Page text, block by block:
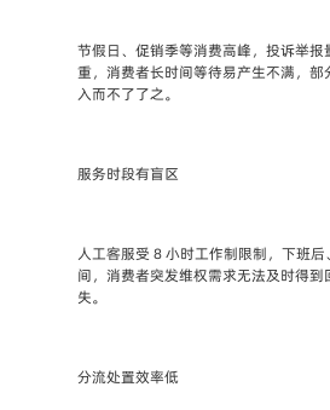
节假日、促销季等消费高峰，投诉举报
重，消费者长时间等待易产生不满，部
入而不了了之。
服务时段有盲区
人工客服受 8 小时工作制限制，下班
间，消费者突发维权需求无法及时得到
失。
分流处置效率低